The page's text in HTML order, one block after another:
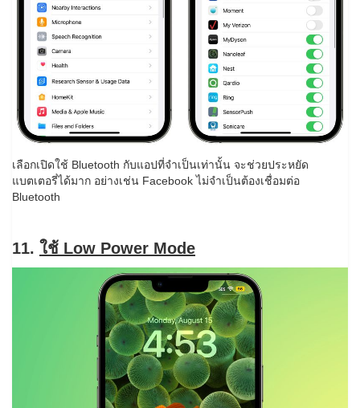
เลือกเปิดใช้ Bluetooth กับแอปที่จำเป็นเท่านั้น จะช่วยประหยัด
แบตเตอรี่ได้มาก อย่างเช่น Facebook ไม่จำเป็นต้องเชื่อมต่อ
Bluetooth
11. ใช้ Low Power Mode